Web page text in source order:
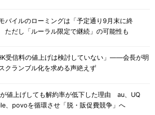
バイルのローミングは「予定通り9月末に終
だし「ルーラル限定で継続」の可能性も
受信料の値上げは検討していない」――会長が明
ランブル化を求める声絶えず
が値上げしても解約率が低下した理由 au、UQ
、povoを循環させ「脱・販促費競争」へ